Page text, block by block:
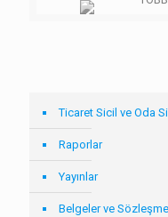
Ticaret Sicil ve Oda
Raporlar
Yayınlar
Belgeler ve